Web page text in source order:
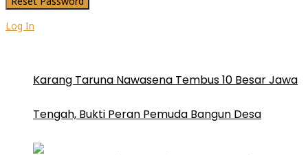
Karang Taruna Nawasena Tembus 10 Besar Jawa
Tengah, Bukti Peran Pemuda Bangun Desa
Log In